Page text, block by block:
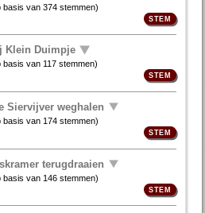
basis van374 stemmen)
Klein Duimpje
basis van117 stemmen)
Siervijver weghalen
basis van 174 stemmen)
terugdraaien
basis van 146 stemmen)